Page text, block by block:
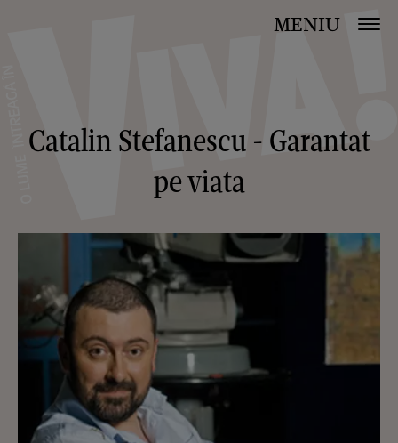
MENIU
Catalin Stefanescu - Garantat
pe viata